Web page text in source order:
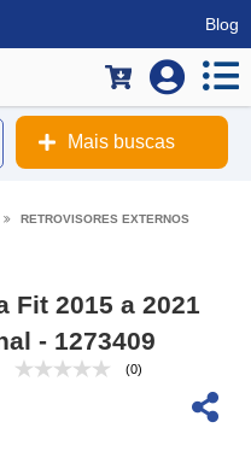
Blog
Mais buscas
RETROVISORES EXTERNOS
Fit 2015 a 2021
- 1273409
(0)